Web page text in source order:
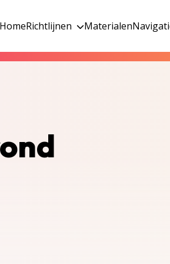
HomeRichtlijnen Materialen